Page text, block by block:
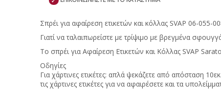
Σπρέι για αφαίρεση ετικετών και κόλλας SVAP 06-055-
Γιατί να ταλαιπωρείστε με τρίψιμο με βρεγμένα
Το σπρέι για Αφαίρεση Ετικετών και Κόλλας SVAP
Οδηγίες
Για χάρτινες ετικέτες: απλά ψεκάζετε από απόσταση
τις χάρτινες ετικέτες για να αφαιρέσετε και τα